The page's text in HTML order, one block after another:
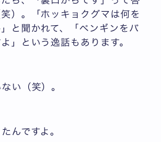
）。「ホッキョクグマは何を
と聞かれて、「ペンギンをバ
」という逸話もあります。
い（笑）。
んですよ。